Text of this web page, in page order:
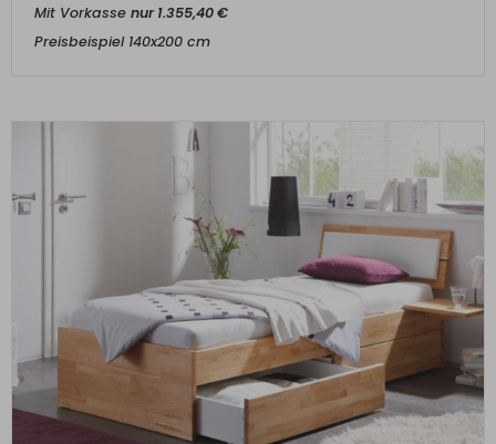
Mit Vorkasse nur1.355,40€
Preisbeispiel 140x200 cm